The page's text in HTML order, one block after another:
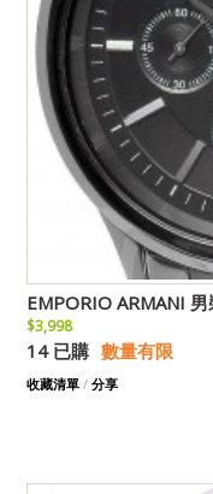
EMPORIO ARMANI
$3,998
14 已購 數量有限
收藏清單 / 分享